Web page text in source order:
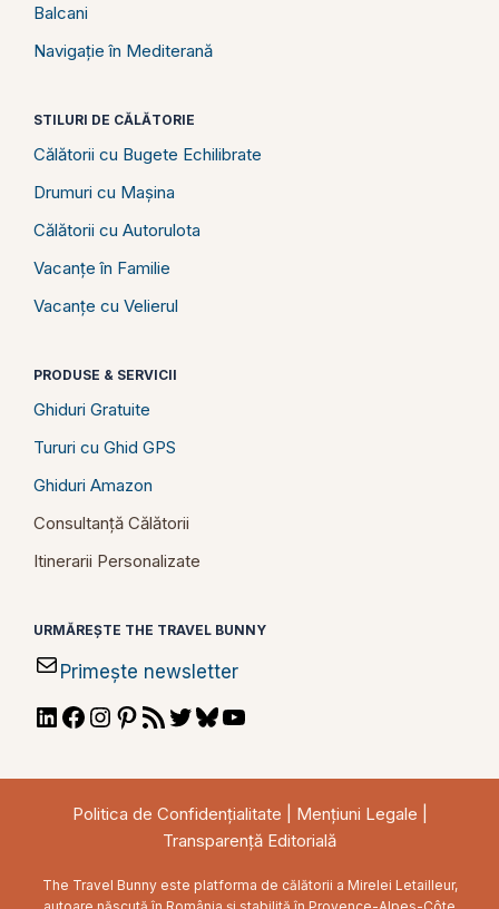
Balcani
Navigație în Mediterană
STILURI DE CĂLĂTORIE
Călătorii cu Bugete Echilibrate
Drumuri cu Mașina
Călătorii cu Autorulota
Vacanțe în Familie
Vacanțe cu Velierul
PRODUSE & SERVICII
Ghiduri Gratuite
Tururi cu Ghid GPS
Ghiduri Amazon
Consultanță Călătorii
Itinerarii Personalizate
URMĂREȘTE THE TRAVEL BUNNY
Primește newsletter
LinkedIn
Facebook
Instagram
Pinterest
RSSTwitterBluesky
Politica de Confidențialitate Mențiuni Legale
Transparență Editorială
The Travel Bunny este platforma de călătorii a Mirelei Letailleur,